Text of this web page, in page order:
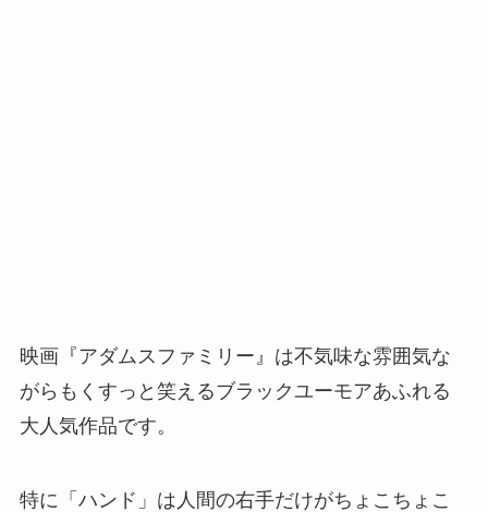
映画『アダムスファミリー』は不気味な雰囲気な
がらもくすっと笑えるブラックユーモアあふれる
大人気作品です。
特に「ハンド」は人間の右手だけがちょこちょこ